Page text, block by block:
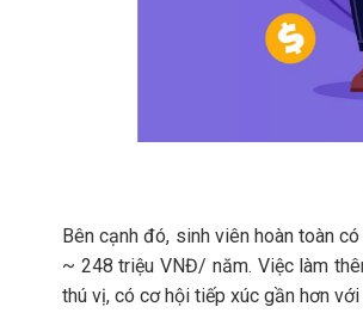
Bên cạnh đó, sinh viên hoàn toàn
~ 248 triệu VNĐ/ năm. Việc làm
thú vị, có cơ hội tiếp xúc gần hơn